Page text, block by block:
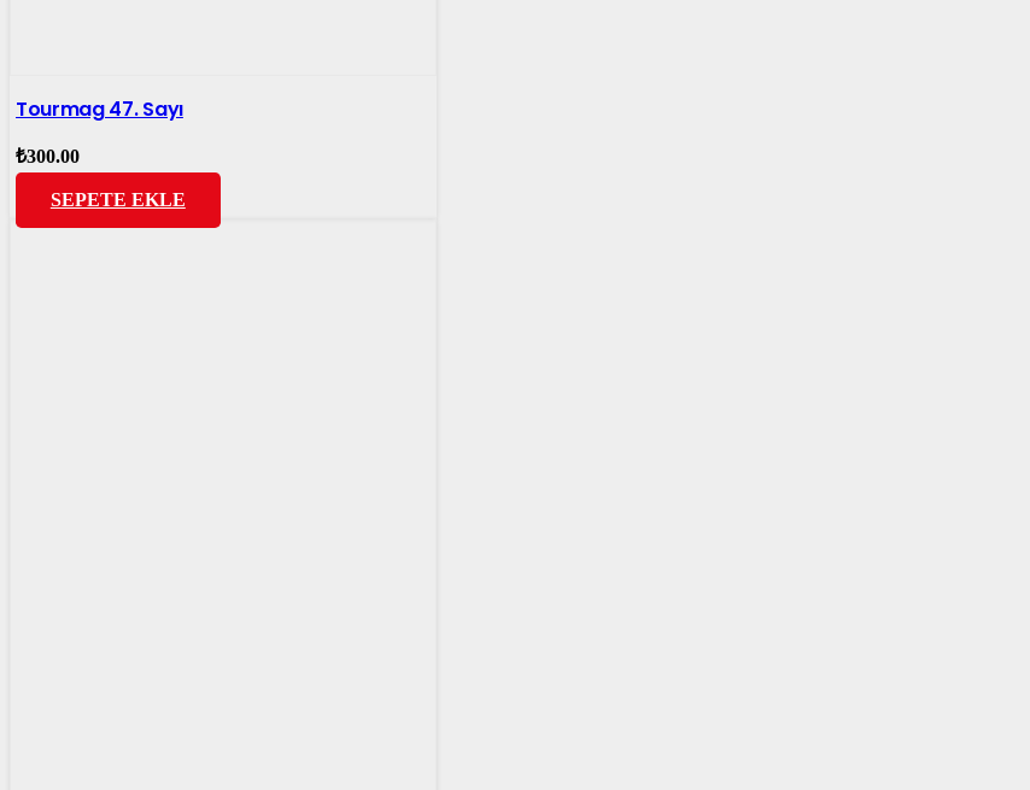
Tourmag 47. Sayı
₺300.00
SEPETE EKLE